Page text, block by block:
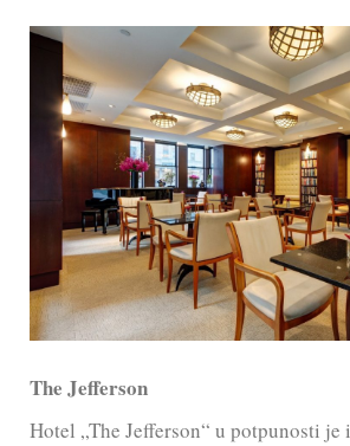
The Jefferson
Hotel „The Jefferson“ u potpunosti